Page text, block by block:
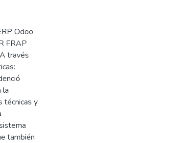
Odoo
FRAP
través
la
técnicas y
también